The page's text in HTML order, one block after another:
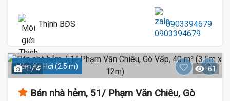
Thịnh BĐS 0903394679
Hẻm Xe Hơi (2.5 m)
1 / 4 61
Bán nhà hẻm, 51/ Phạm Văn Chiêu, Gò